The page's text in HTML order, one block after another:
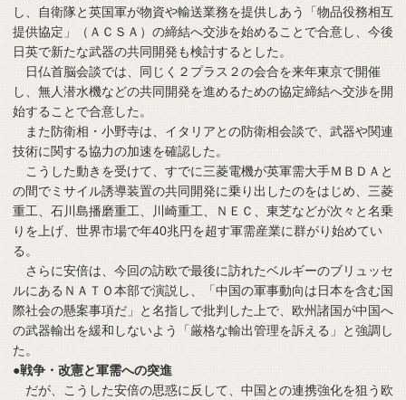
し、自衛隊と英国軍が物資や輸送業務を提供しあう「物品役務相互
提供協定」（ＡＣＳＡ）の締結へ交渉を始めることで合意し、今後
日英で新たな武器の共同開発も検討するとした。
日仏首脳会談では、同じく２プラス２の会合を来年東京で開催
し、無人潜水機などの共同開発を進めるための協定締結へ交渉を開
始することで合意した。
また防衛相・小野寺は、イタリアとの防衛相会談で、武器や関連
技術に関する協力の加速を確認した。
こうした動きを受けて、すでに三菱電機が英軍需大手ＭＢＤＡと
の間でミサイル誘導装置の共同開発に乗り出したのをはじめ、三菱
重工、石川島播磨重工、川崎重工、ＮＥＣ、東芝などが次々と名乗
りを上げ、世界市場で年40兆円を超す軍需産業に群がり始めてい
る。
さらに安倍は、今回の訪欧で最後に訪れたベルギーのブリュッセ
ルにあるＮＡＴＯ本部で演説し、「中国の軍事動向は日本を含む国
際社会の懸案事項だ」と名指しで批判した上で、欧州諸国が中国へ
の武器輸出を緩和しないよう「厳格な輸出管理を訴える」と強調し
た。
●戦争・改憲と軍需への突進
だが、こうした安倍の思惑に反して、中国との連携強化を狙う欧